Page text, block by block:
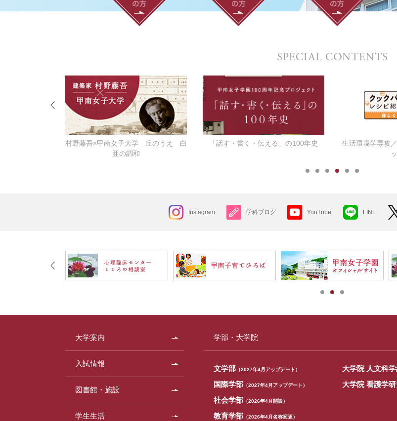
村野藤吾×甲南女子大学 丘のうえ 白
亜の調和
「話す・書く・伝える」の100年史
生活環境学専攻
Instagram 学科ブログ YouTube LINE
大学案内
入試情報
図書館・施設
学生生活
学部・大学院
文学部 （2027年4月アップデート）
国際学部 （2027年4月アップデート）
社会学部 （2026年4月開設）
教育学部 （2026年4月名称変更）
大学院 人文科
大学院 看護学